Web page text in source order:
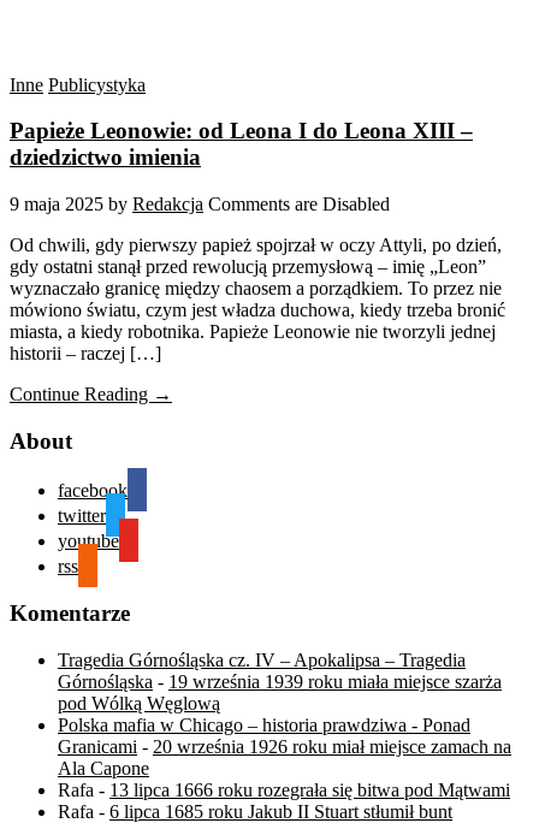
Inne Publicystyka
Papieże Leonowie: od Leona I do Leona XIII –
dziedzictwo imienia
9 maja 2025 by Redakcja Comments are Disabled
Od chwili, gdy pierwszy papież spojrzał w oczy Attyli, po dzień,
gdy ostatni stanął przed rewolucją przemysłową – imię „Leon”
wyznaczało granicę między chaosem a porządkiem. To przez nie
mówiono światu, czym jest władza duchowa, kiedy trzeba bronić
miasta, a kiedy robotnika. Papieże Leonowie nie tworzyli jednej
historii – raczej […]
Continue Reading →
About
facebook
twitter
youtube
rss
Komentarze
Tragedia Górnośląska cz. IV – Apokalipsa – Tragedia
Górnośląska - 19 września 1939 roku miała miejsce szarża
pod Wólką Węglową
Polska mafia w Chicago – historia prawdziwa - Ponad
Granicami - 20 września 1926 roku miał miejsce zamach na
Ala Capone
Rafa - 13 lipca 1666 roku rozegrała się bitwa pod Mątwami
Rafa - 6 lipca 1685 roku Jakub II Stuart stłumił bunt